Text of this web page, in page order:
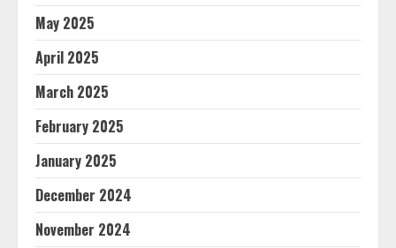
May 2025
April 2025
March 2025
February 2025
January 2025
December 2024
November 2024